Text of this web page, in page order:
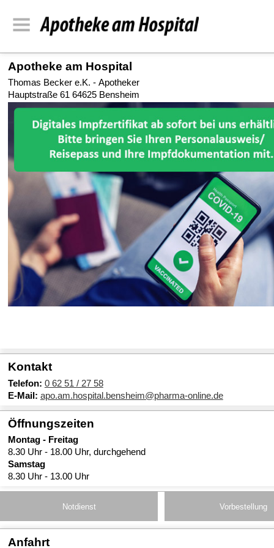
Apotheke am Hospital
Thomas Becker e.K. - Apotheker
Hauptstraße 61 64625 Bensheim
Kontakt
Telefon: 0 62 51 / 27 58
E-Mail: apo.am.hospital.bensheim@pharma-online.de
Öffnungszeiten
Montag - Freitag
8.30 Uhr - 18.00 Uhr, durchgehend
Samstag
8.30 Uhr - 13.00 Uhr
Notdienst Vorbestellung
Anfahrt